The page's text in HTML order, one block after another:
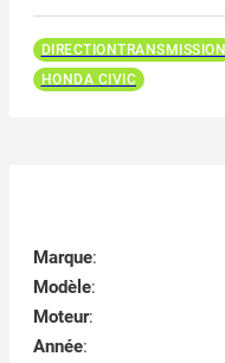
DIRECTIONTRANSMISSION
HONDA CIVIC
Marque:
Modèle:
Moteur:
Année: